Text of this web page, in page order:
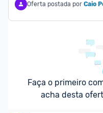
Oferta postada por Caio
Faça o primeiro
acha desta